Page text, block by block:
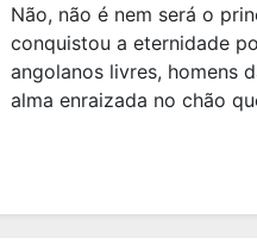
Não, não é nem será o
conquistou a eternidade
angolanos livres, homens
alma enraizada no chão